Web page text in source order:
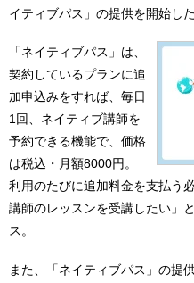
イティブパス」の提供を開始した
「ネイティブパス」は、
契約しているプランに追
加申込みをすれば、毎日
1回、ネイティブ講師を
予約できる機能で、価格
は税込・月額8000円。
利用のたびに追加料金を支払う
講師のレッスンを受講したい」
ス。
また、「ネイティブパス」の提